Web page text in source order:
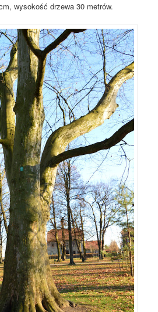
wysokość drzewa 30 metrów.